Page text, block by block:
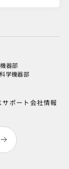
器部
学機器部
サポート 会社情報